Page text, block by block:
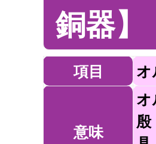
銅器】
項目
意味
オ
殷